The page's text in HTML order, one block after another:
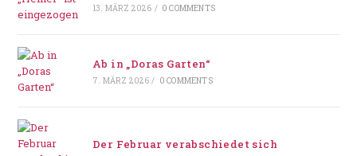
13. MÄRZ 2026 / 0 COMMENTS
Ab in „Doras Garten“
7. MÄRZ 2026 / 0 COMMENTS
Der Februar verabschiedet sich